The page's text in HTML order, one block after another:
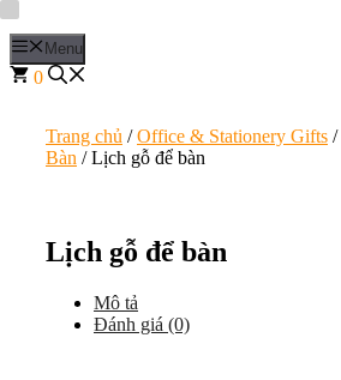
Chuyển
đến
nội
dung
Menu
0
Trang chủ /Office & Stationery Gifts /
Bàn / Lịch gỗ để bàn
Lịch gỗ để bàn
Mô tả
Đánh giá (0)